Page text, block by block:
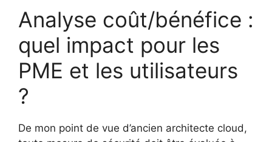
Analyse coût/bénéfice :
quel impact pour les
PME et les utilisateurs
?
De mon point de vue d’ancien architecte cloud,